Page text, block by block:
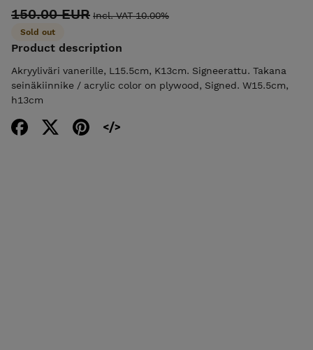
150.00 EUR Incl. VAT 10.00%
Sold out
Product description
Akryyliväri vanerille, L15.5cm, K13cm. Signeerattu. Takana
seinäkiinnike / acrylic color on plywood, Signed. W15.5cm,
h13cm